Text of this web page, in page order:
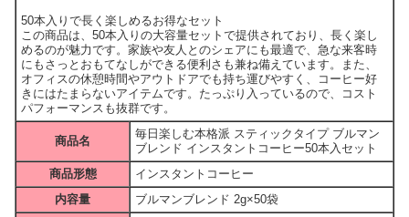
50本入りで長く楽しめるお得なセット
この商品は、50本入りの大容量セットで提供されており、長く楽し
めるのが魅力です。家族や友人とのシェアにも最適で、急な来客時
にもさっとおもてなしができる便利さも兼ね備えています。また、
オフィスの休憩時間やアウトドアでも持ち運びやすく、コーヒー好
きにはたまらないアイテムです。たっぷり入っているので、コスト
パフォーマンスも抜群です。
商品名
毎日楽しむ本格派 スティックタイプ ブルマン
ブレンド インスタントコーヒー50本入セット
商品形態
インスタントコーヒー
内容量
ブルマンブレンド 2g×50袋